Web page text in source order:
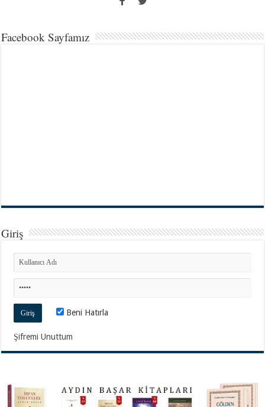
Facebook Sayfamız
Giriş
Beni Hatırla
Şifremi Unuttum